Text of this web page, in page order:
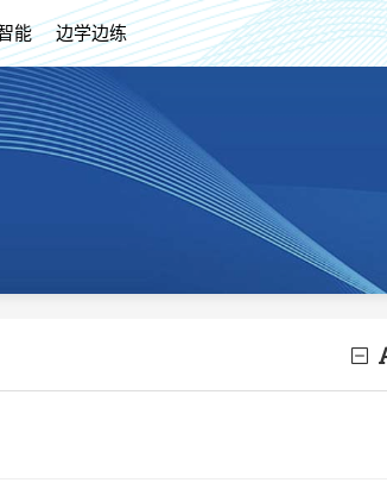
能 边学边练